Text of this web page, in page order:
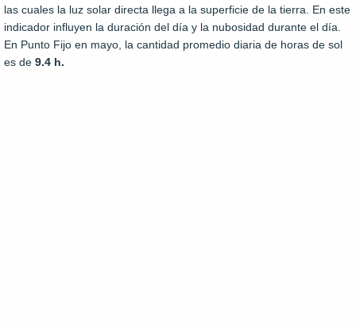
las cuales la luz solar directa llega a la superficie de la tierra. En este
indicador influyen la duración del día y la nubosidad durante el día.
En Punto Fijo en mayo, la cantidad promedio diaria de horas de sol
es de 9.4 h.